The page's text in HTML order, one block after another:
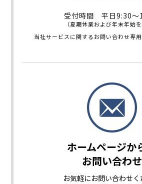
受付時間 平日9:30～
（夏期休業および年末年始を
当社サービスに関するお問い合わせ専
ホームページか
お問い合わせ
お気軽にお問い合わせく